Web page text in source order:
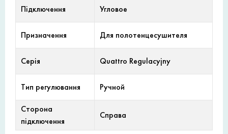
Підключення Угловое
Призначення Для полотенцесушителя
Серія Quattro Regulacyjny
Тип регулювання Ручной
Сторона
підключення
Справа